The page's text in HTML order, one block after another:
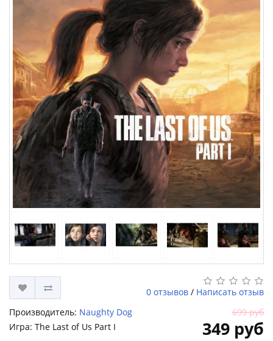
0 отзывов / Написать отзыв
Производитель: Naughty Dog
Игра: The Last of Us Part I
699 руб
349 руб